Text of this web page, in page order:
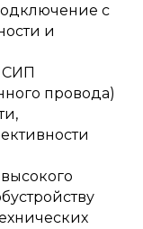
с
и
СИП
провода)